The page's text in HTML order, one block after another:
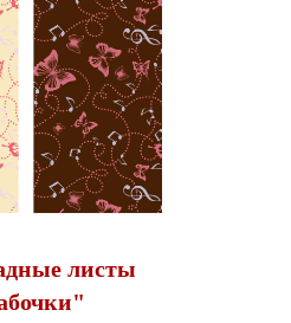
листы